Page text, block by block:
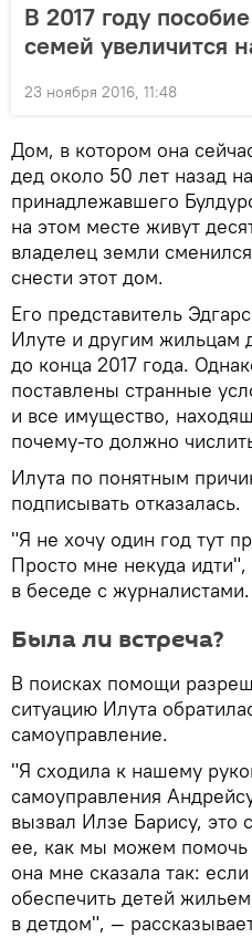
В 2017 году
семей увеличится
23 ноября 2016, 11:48
Дом, в котором она
дед около 50 лет назад
принадлежавшего
на этом месте живут
владелец земли
снести этот дом.
Его представитель
Илуте и другим жильцам
до конца 2017 года.
поставлены странные
и все имущество,
почему-то должно
Илута по понятным
подписывать отказалась.
"Я не хочу один год тут
Просто мне некуда
в беседе с журналистами.
Была ли встреча?
В поисках помощи
ситуацию Илута
самоуправление.
"Я сходила к нашему
самоуправления
вызвал Илзе Барису, это
ее, как мы можем помочь
она мне сказала так:
обеспечить детей
в детдом", —